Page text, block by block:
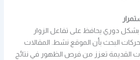
بشكل دوري يحافظ على تفاعل الزوار
البحث بأن الموقع نشط. المقالات
القديمة تعزز من فرص الظهور في نتائج